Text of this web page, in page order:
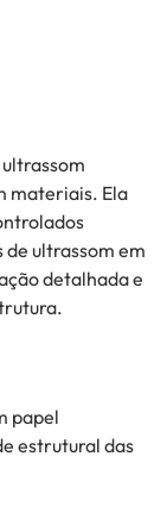
materiais. Ela
ultrassom em
detalhada e
papel
estrutural das